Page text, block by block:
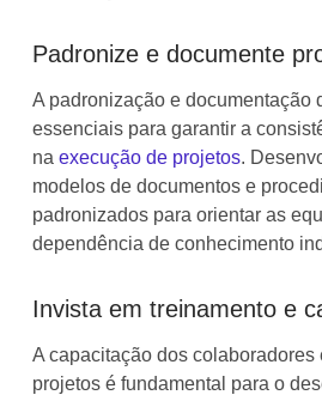
Padronize e documente
A padronização e documentação
essenciais para garantir a
na execução de projetos.
modelos de documentos e
padronizados para orientar as
dependência de conhecimento
Invista em treinamento e
A capacitação dos colaboradores
projetos é fundamental para o